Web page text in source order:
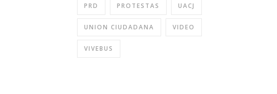
PRD PROTESTAS UACJ
UNION CIUDADANA VIDEO
VIVEBUS